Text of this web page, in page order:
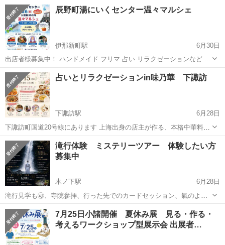
辰野町湯にいくセンター温々マルシェ
伊那新町駅
6月30日
出店者様募集中！ ハンドメイド フリマ 占い リラクゼーションなど ♦
日時 毎月風呂の日26日 ♦時間 11：00～20：00 ♦場所 たつの荒神
山温泉 湯にいくセンター 〒399-0425 長野県上伊那郡辰樋口２２...
長野 上伊那郡 伊那新町駅 ワークショップ マルシェ
占いとリラクゼーションin味乃華 下諏訪
下諏訪駅
6月28日
下諏訪町国道20号線にあります 上海出身の店主が作る、本格中華料理
をご堪能下さい！ 沢山のランチメニューがあります。 二階のお部屋を
お借りして、占い、リラクゼーションマルシェ開催です！ 7/15㈬ 10：
00-16:00 ...
長野 諏訪郡 下諏訪駅 ワークショップ 天然石
滝行体験 ミステリーツアー 体験したい方
募集中
木ノ下駅
6月28日
滝行見学も🉑、寺院参拝、行った先でのカードセッション、氣のよい
場所でのヒーリングなども実施いたします。 ご家族やお友達同士、お
一人様での参加も大歓迎!ご参加お待ちしています。 見学 参加費 5000
円 ※白装束、滝行体験、...
長野 上伊那郡 木ノ下駅 ワークショップ リトリート
7月25日小諸開催 夏休み展 見る・作る・
考えるワークショップ型展示会 出展者…